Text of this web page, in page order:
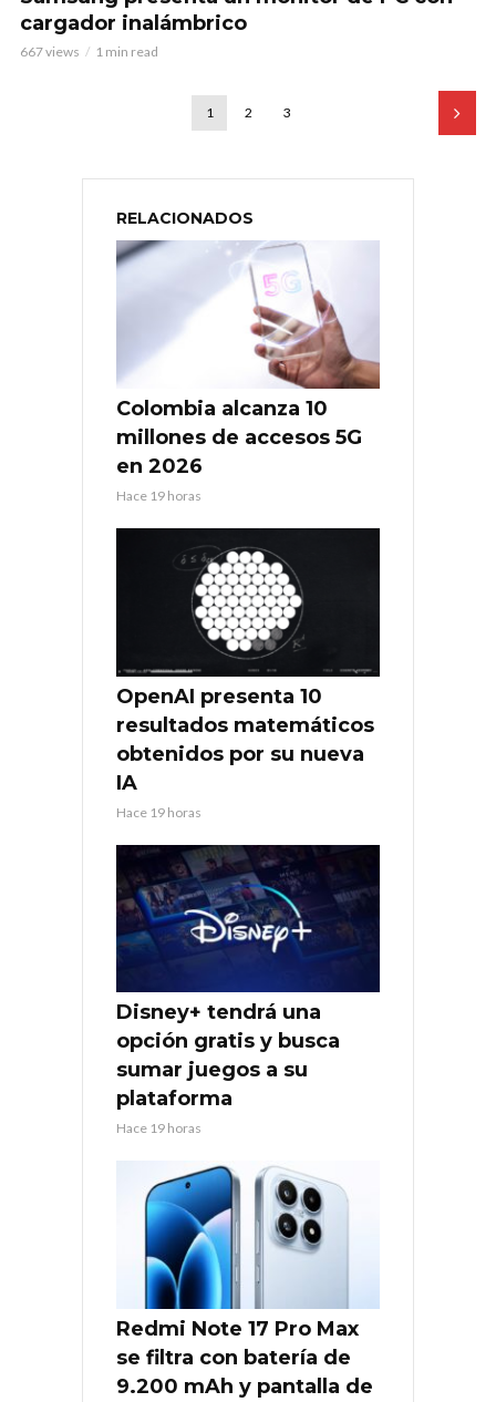
cargador inalámbrico
667 views 1 min read
1 2 3
RELACIONADOS
Colombia alcanza 10
millones de accesos 5G
en 2026
Hace 19 horas
OpenAI presenta 10
resultados matemáticos
obtenidos por su nueva
IA
Hace 19 horas
Disney+ tendrá una
opción gratis y busca
sumar juegos a su
plataforma
Hace 19 horas
Redmi Note 17 Pro Max
se filtra con batería de
9.200 mAh y pantalla de